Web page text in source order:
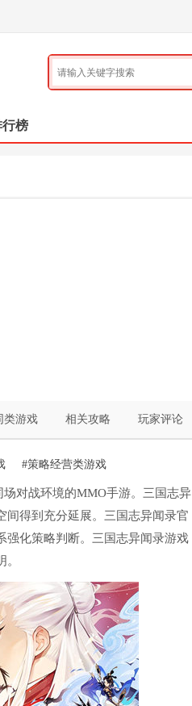
行榜
类游戏 相关攻略 玩家评论
#策略经营类游戏
对战环境的MMO手游。三国志异
间得到充分延展。三国志异闻录官
强化策略判断。三国志异闻录游戏